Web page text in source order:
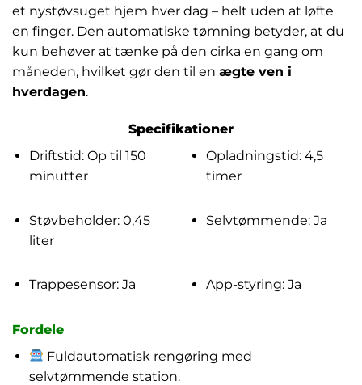
et nystøvsuget hjem hver dag – helt uden at løfte
en finger. Den automatiske tømning betyder, at du
kun behøver at tænke på den cirka en gang om
måneden, hvilket gør den til en ægte ven i
hverdagen.
Specifikationer
Driftstid: Op til 150
minutter
Opladningstid: 4,5
timer
Støvbeholder: 0,45
liter
Selvtømmende: Ja
Trappesensor: Ja App-styring: Ja
Fordele
Fuldautomatisk rengøring med
selvtømmende station.